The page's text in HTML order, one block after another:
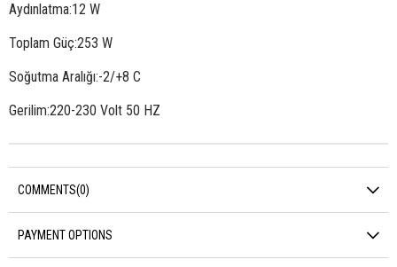
Aydınlatma:12 W
Toplam Güç:253 W
Soğutma Aralığı:-2/+8 C
Gerilim:220-230 Volt 50 HZ
COMMENTS(0)
PAYMENT OPTIONS